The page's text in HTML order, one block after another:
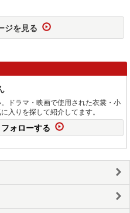
ジを見る
ドラマ・映画で使用された衣裳・小
入りを探して紹介してます。
フォローする